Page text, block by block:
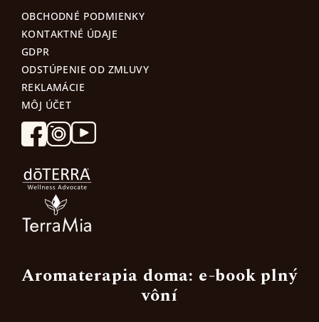
OBCHODNÉ PODMIENKY
KONTAKTNÉ ÚDAJE
GDPR
ODSTÚPENIE OD ZMLUVY
REKLAMÁCIE
MÔJ ÚČET
Aromaterapia doma: e-book plný
vôní